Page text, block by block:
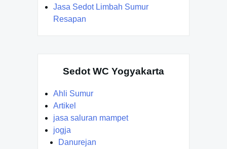
Jasa Sedot Limbah Sumur
Resapan
Sedot WC Yogyakarta
Ahli Sumur
Artikel
jasa saluran mampet
jogja
Danurejan